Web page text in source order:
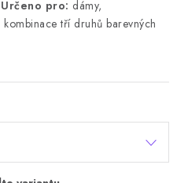
Určeno pro: dámy,
kombinace tří druhů barevných